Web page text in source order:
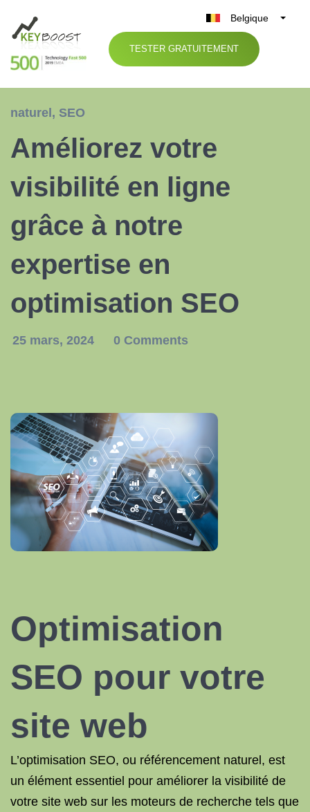
Belgique
België
Nederland
TESTER GRATUITEMENT
naturel , SEO
Améliorez votre
visibilité en ligne
grâce à notre
expertise en
optimisation SEO
25 mars, 2024 0 Comments
Optimisation
SEO pour votre
site web
L’optimisation SEO, ou référencement naturel, est
un élément essentiel pour améliorer la visibilité de
votre site web sur les moteurs de recherche tels que